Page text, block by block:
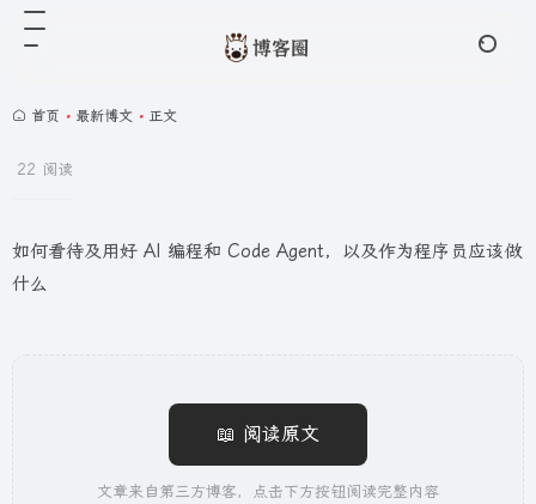
首页 • 最新博文 • 正文
22 阅读
如何看待及用好 AI 编程和 Code Agent，以及作为程序员应该做
什么
📖 阅读原文
文章来自第三方博客，点击下方按钮阅读完整内容